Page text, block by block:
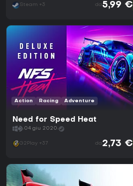
Steam +3 da 5,99 €
Action Racing Adventure
Need for Speed Heat
04 giu 2020
G2Play +37 da 2,73 €